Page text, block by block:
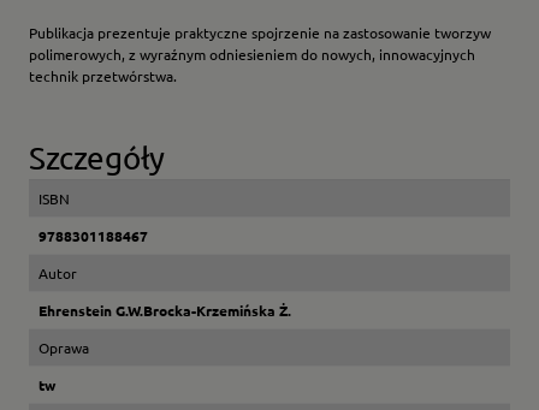
Publikacja prezentuje praktyczne spojrzenie na zastosowanie tworzyw
polimerowych, z wyraźnym odniesieniem do nowych, innowacyjnych
technik przetwórstwa.
Szczegóły
ISBN
9788301188467
Autor
Ehrenstein G.W.Brocka-Krzemińska Ż.
Oprawa
tw